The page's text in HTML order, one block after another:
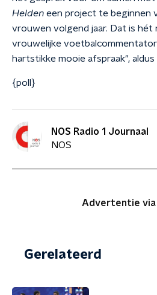
Helden een project te beginnen
vrouwen volgend jaar. Dat is
vrouwelijke
hartstikke mooie afspraak", aldus
{poll}
NOS Radio 1 Journaal
NOS
Advertentie via
Gerelateerd